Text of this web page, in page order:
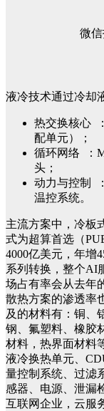
微
液冷技术通过冷却
热交换核心
配单元）；
循环网络 ：
头；
动力与控制
温控系统。
主流方案中，冷板
式为超算首选（
4000亿美元，年增
系列转换，整个AI
场占有率会从去年
散热方案的渗透率
及的材料有：铜、
钢、氟塑料、橡胶
材料，热界面材料
液冷换热单元
量控制系统、过滤
感器、电源、泄漏
互联网企业，云服